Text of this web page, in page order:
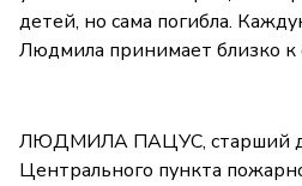
детей, но сама погибла.
Людмила принимает близко к
ЛЮДМИЛА ПАЦУС, старший
Центрального пункта